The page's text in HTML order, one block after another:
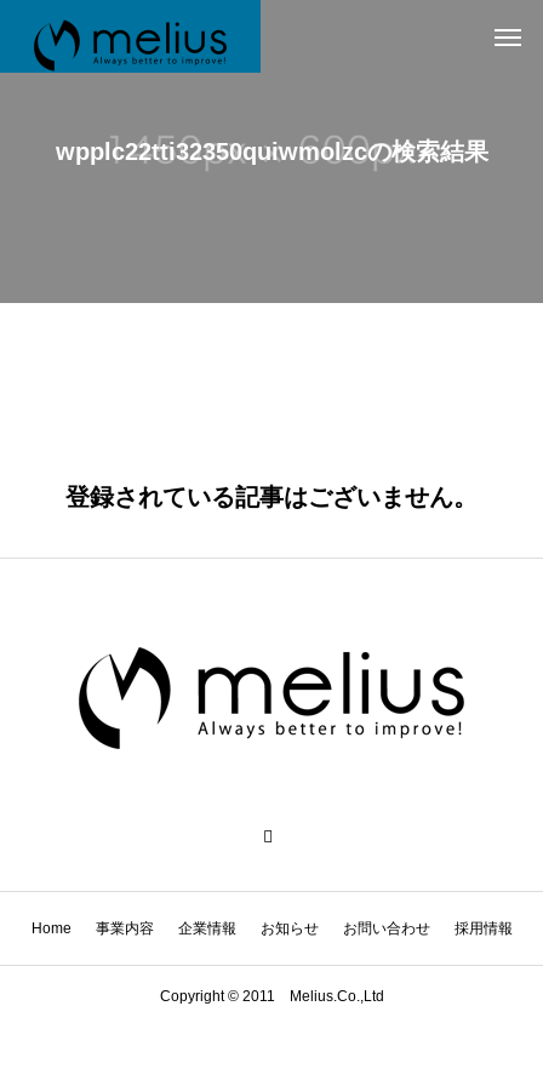
wpplc22tti32350quiwmolzcの検索結果
登録されている記事はございません。
Home 事業内容 企業情報 お知らせ お問い合わせ 採用情報
Copyright © 2011 Melius.Co.,Ltd